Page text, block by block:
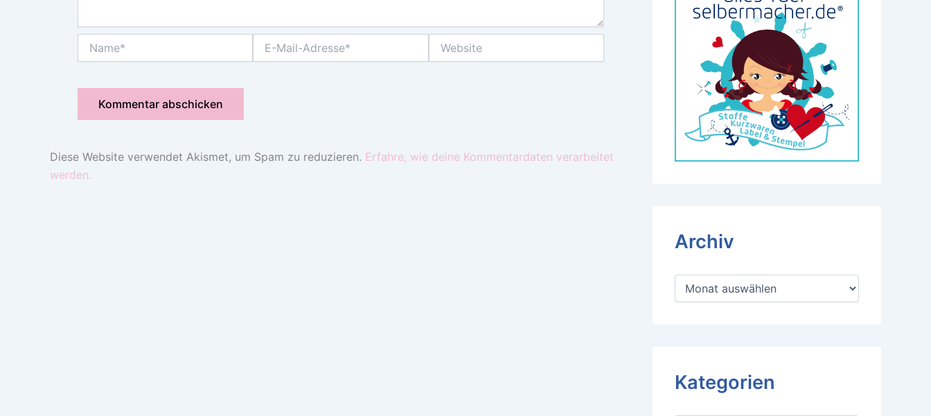
Mail-
Diese Website verwendet Akismet, um Spam zu reduzieren. Erfahre, wie deine Kommentardaten verarbeitet
werden.
Archiv
A
Kategorien